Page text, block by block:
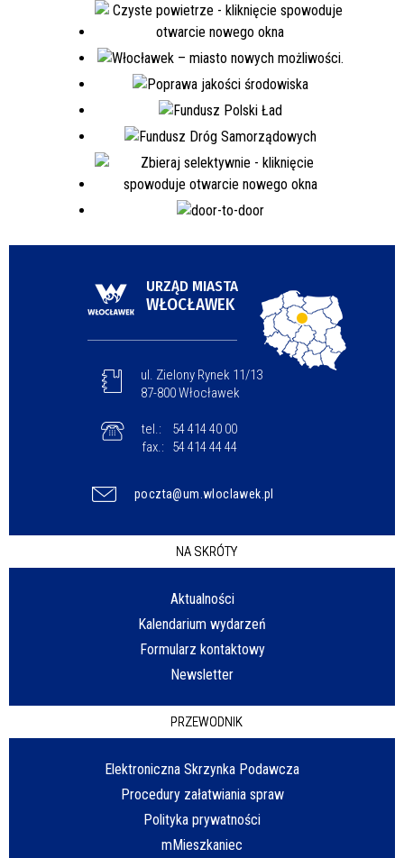
URZĄD MIASTA
WŁOCŁAWEK
ul. Zielony Rynek 11/13
87-800 Włocławek
tel.:
54 414 40 00
fax.:
54 414 44 44
poczta@um.wloclawek.pl
NA SKRÓTY
Aktualności
Kalendarium wydarzeń
Formularz kontaktowy
Newsletter
PRZEWODNIK
Elektroniczna Skrzynka Podawcza
Procedury załatwiania spraw
Polityka prywatności
mMieszkaniec